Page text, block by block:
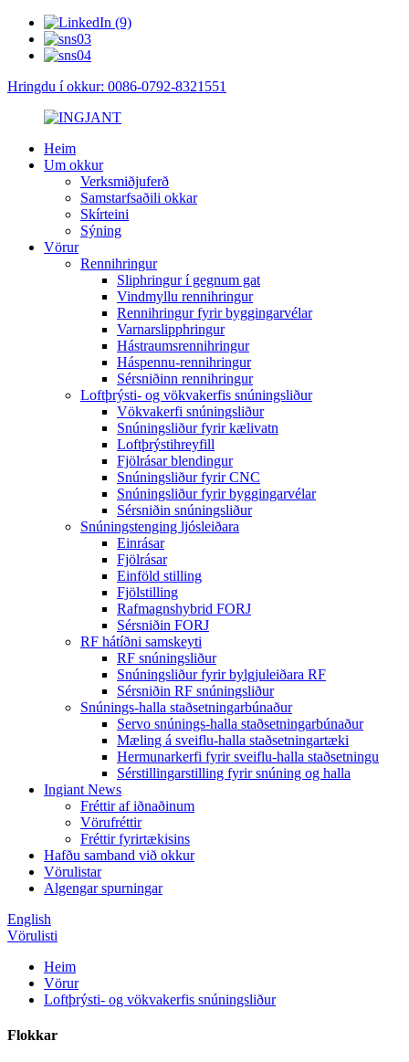
Hringdu í okkur: 0086-0792-8321551
Heim
Um okkur
Verksmiðjuferð
Samstarfsaðili okkar
Skírteini
Sýning
Vörur
Rennihringur
Sliphringur í gegnum gat
Vindmyllu rennihringur
Rennihringur fyrir byggingarvélar
Varnarslipphringur
Hástraumsrennihringur
Háspennu-rennihringur
Sérsniðinn rennihringur
Loftþrýsti- og vökvakerfis snúningsliður
Vökvakerfi snúningsliður
Snúningsliður fyrir kælivatn
Loftþrýstihreyfill
Fjölrásar blendingur
Snúningsliður fyrir CNC
Snúningsliður fyrir byggingarvélar
Sérsniðin snúningsliður
Snúningstenging ljósleiðara
Einrásar
Fjölrásar
Einföld stilling
Fjölstilling
Rafmagnshybrid FORJ
Sérsniðin FORJ
RF hátíðni samskeyti
RF snúningsliður
Snúningsliður fyrir bylgjuleiðara RF
Sérsniðin RF snúningsliður
Snúnings-halla staðsetningarbúnaður
Servo snúnings-halla staðsetningarbúnaður
Mæling á sveiflu-halla staðsetningartæki
Hermunarkerfi fyrir sveiflu-halla staðsetningu
Sérstillingarstilling fyrir snúning og halla
Ingiant News
Fréttir af iðnaðinum
Vörufréttir
Fréttir fyrirtækisins
Hafðu samband við okkur
Vörulistar
Algengar spurningar
English
Vörulisti
Heim
Vörur
Loftþrýsti- og vökvakerfis snúningsliður
Flokkar